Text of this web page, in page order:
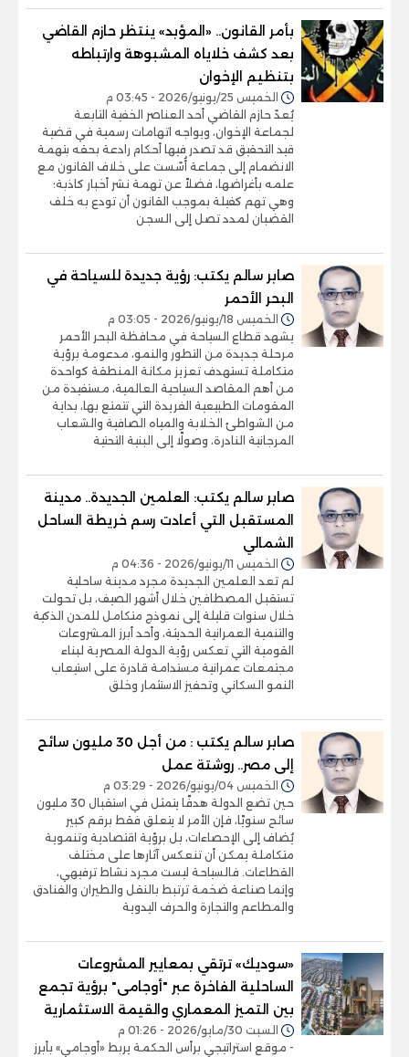
بأمر القانون.. «المؤبد» ينتظر حازم القاضي
بعد كشف خلاياه المشبوهة وارتباطه
بتنظيم الإخوان
الخميس 25/يونيو/2026 - 03:45 م
يُعدّ حازم القاضي أحد العناصر الخفية التابعة
لجماعة الإخوان، ويواجه اتهامات رسمية في قضية
قيد التحقيق قد تصدر فيها أحكام رادعة بحقه بتهمة
الانضمام إلى جماعة أُسّست على خلاف القانون مع
علمه بأغراضها، فضلاً عن تهمة نشر أخبار كاذبة؛
وهي تهم كفيلة بموجب القانون أن تودع به خلف
القضبان لمدد تصل إلى السجن
صابر سالم يكتب: رؤية جديدة للسياحة في
البحر الأحمر
الخميس 18/يونيو/2026 - 03:05 م
يشهد قطاع السياحة في محافظة البحر الأحمر
مرحلة جديدة من التطور والنمو، مدعومة برؤية
متكاملة تستهدف تعزيز مكانة المنطقة كواحدة
من أهم المقاصد السياحية العالمية، مستفيدة من
المقومات الطبيعية الفريدة التي تتمتع بها، بداية
من الشواطئ الخلابة والمياه الصافية والشعاب
المرجانية النادرة، وصولًا إلى البنية التحتية
صابر سالم يكتب: العلمين الجديدة.. مدينة
المستقبل التي أعادت رسم خريطة الساحل
الشمالي
الخميس 11/يونيو/2026 - 04:36 م
لم تعد العلمين الجديدة مجرد مدينة ساحلية
تستقبل المصطافين خلال أشهر الصيف، بل تحولت
خلال سنوات قليلة إلى نموذج متكامل للمدن الذكية
والتنمية العمرانية الحديثة، وأحد أبرز المشروعات
القومية التي تعكس رؤية الدولة المصرية لبناء
مجتمعات عمرانية مستدامة قادرة على استيعاب
النمو السكاني وتحفيز الاستثمار وخلق
صابر سالم يكتب : من أجل 30 مليون سائح
إلى مصر.. روشتة عمل
الخميس 04/يونيو/2026 - 03:29 م
حين تضع الدولة هدفًا يتمثل في استقبال 30 مليون
سائح سنويًا، فإن الأمر لا يتعلق فقط برقم كبير
يُضاف إلى الإحصاءات، بل برؤية اقتصادية وتنموية
متكاملة يمكن أن تنعكس آثارها على مختلف
القطاعات. فالسياحة ليست مجرد نشاط ترفيهي،
وإنما صناعة ضخمة ترتبط بالنقل والطيران والفنادق
والمطاعم والتجارة والحرف اليدوية
«سوديك» ترتقي بمعايير المشروعات
الساحلية الفاخرة عبر "أوجامى" برؤية تجمع
بين التميز المعماري والقيمة الاستثمارية
السبت 30/مايو/2026 - 01:26 م
- موقع استراتيجي برأس الحكمة يربط «أوجامي» بأبرز